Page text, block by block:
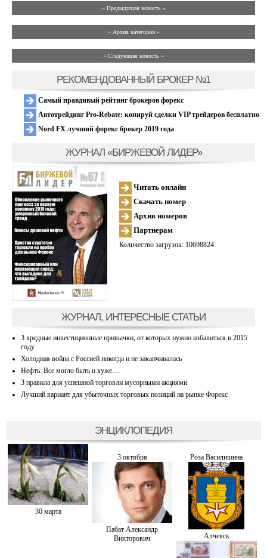
« Предыдущая новость «
» Архив категории «
» Следующая новость »
РЕКОМЕНДОВАННЫЙ БРОКЕР №1
Самый правдивый рейтинг брокеров форекс
Автотрейдинг Pro-Rebate: копируй сделки VIP трейдеров бесплатно
Nord FX лучший форекс брокер 2019 года
ЖУРНАЛ «БИРЖЕВОЙ ЛИДЕР»
Читать онлайн
Скачать номер
Архив номеров
Партнерам
Количество загрузок: 10698824
ЖУРНАЛ, ИНТЕРЕСНЫЕ СТАТЬИ
3 вредные инвестиционные привычки, от которых нужно избавиться в 2015
году
Холодная война с Россией никогда и не заканчивалась
Нефть: Все могло быть и хуже…
3 правила для успешной торговли мусорными акциями
Лучший вариант для убыточных торговых позиций на рынке Форекс
ЭНЦИКЛОПЕДИЯ
30 марта
3 октября Роза Василишина
Пабат Александр
Викторович
Алчевск